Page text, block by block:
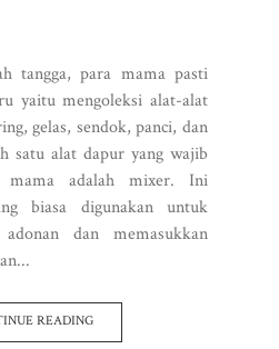
tangga, para mama pasti
yaitu mengoleksi alat-alat
gelas, sendok, panci, dan
satu alat dapur yang wajib
adalah mixer. Ini
biasa digunakan untuk
dan memasukkan
READING